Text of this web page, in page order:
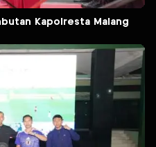
Kapolresta Malang